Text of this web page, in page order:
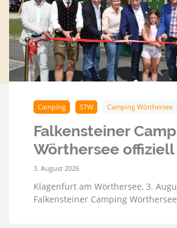
Camping STW Camping Wörthersee
Falkensteiner
Wörthersee
3. August 2026
Klagenfurt am Wörthersee, 3.
Falkensteiner Camping